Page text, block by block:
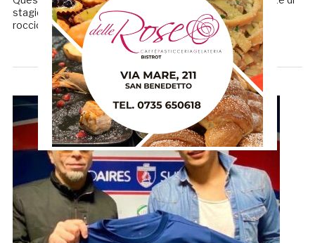
stagione che inizierà sabato prossimo a Salò, contro la
rocciosa Feralpi. Nei giorni scorsi, […]